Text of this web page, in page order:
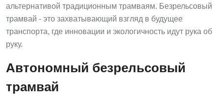
альтернативой традиционным трамваям. Безрельсовый
трамвай - это захватывающий взгляд в будущее
транспорта, где инновации и экологичность идут рука об
руку.
Автономный безрельсовый
трамвай